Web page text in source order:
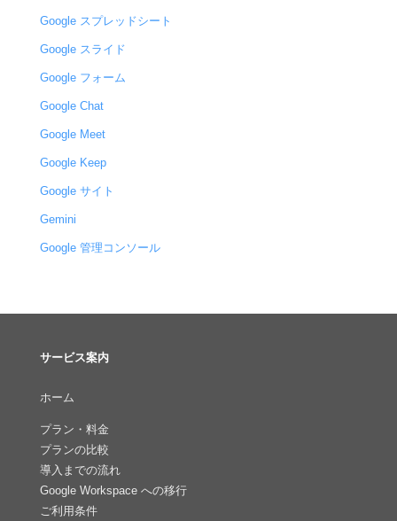
Google スプレッドシート
Google スライド
Google フォーム
Google Chat
Google Meet
Google Keep
Google サイト
Gemini
Google 管理コンソール
サービス案内
ホーム
プラン・料金
プランの比較
導入までの流れ
Google Workspace への移行
ご利用条件